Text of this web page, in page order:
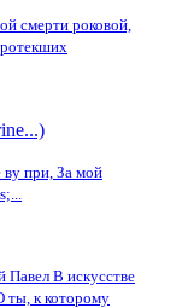
смерти роковой,
при, За мой
Павел В искусстве
ты, к которому